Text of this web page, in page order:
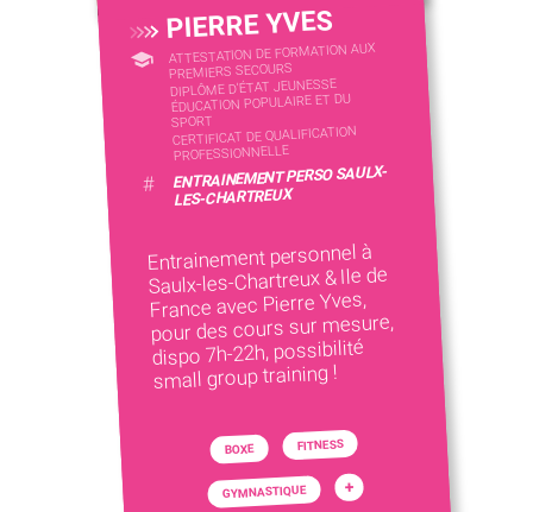
PIERRE YVES
ATTESTATION DE FORMATION AUX
PREMIERS SECOURS
DIPLÔME D'ÉTAT JEUNESSE
ÉDUCATION POPULAIRE ET DU
SPORT
CERTIFICAT DE QUALIFICATION
PROFESSIONNELLE
# ENTRAINEMENT PERSO SAULX-
LES-CHARTREUX
Entrainement personnel à
Saulx-les-Chartreux & Ile de
France avec Pierre Yves,
pour des cours sur mesure,
dispo 7h-22h, possibilité
small group training !
BOXE FITNESS
GYMNASTIQUE +